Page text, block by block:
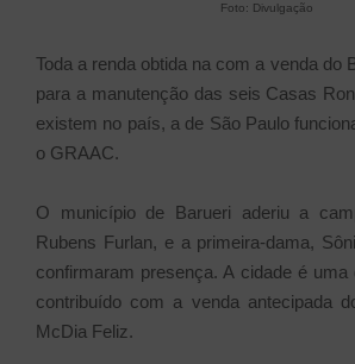
Foto: Divulgação
Toda a renda obtida na com a venda do
para a manutenção das seis Casas
existem no país, a de São Paulo
o GRAAC.
O município de Barueri aderiu a
Rubens Furlan, e a primeira-dama,
confirmaram presença. A cidade é
contribuído com a venda antecipada
McDia Feliz.